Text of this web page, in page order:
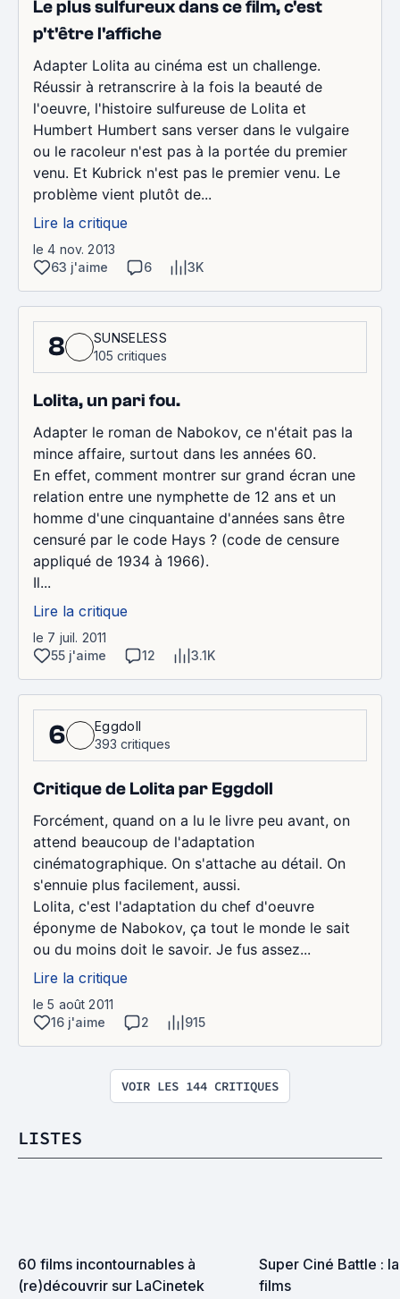
Le plus sulfureux dans ce film, c'est
p't'être l'affiche
Adapter Lolita au cinéma est un challenge.
Réussir à retranscrire à la fois la beauté de
l'oeuvre, l'histoire sulfureuse de Lolita et
Humbert Humbert sans verser dans le vulgaire
ou le racoleur n'est pas à la portée du premier
venu. Et Kubrick n'est pas le premier venu. Le
problème vient plutôt de...
Lire la critique
le 4 nov. 2013
63 j'aime
6 3K
8
SUNSELESS
105 critiques
Lolita, un pari fou.
Adapter le roman de Nabokov, ce n'était pas la
mince affaire, surtout dans les années 60.
En effet, comment montrer sur grand écran une
relation entre une nymphette de 12 ans et un
homme d'une cinquantaine d'années sans être
censuré par le code Hays ? (code de censure
appliqué de 1934 à 1966).
Il...
Lire la critique
le 7 juil. 2011
55 j'aime
12 3.1K
6
Eggdoll
393 critiques
Critique de Lolita par Eggdoll
Forcément, quand on a lu le livre peu avant, on
attend beaucoup de l'adaptation
cinématographique. On s'attache au détail. On
s'ennuie plus facilement, aussi.
Lolita, c'est l'adaptation du chef d'oeuvre
éponyme de Nabokov, ça tout le monde le sait
ou du moins doit le savoir. Je fus assez...
Lire la critique
le 5 août 2011
16 j'aime
2 915
VOIR LES 144 CRITIQUES
LISTES
60 films incontournables à
(re)découvrir sur LaCinetek
Super Ciné Battle :
films